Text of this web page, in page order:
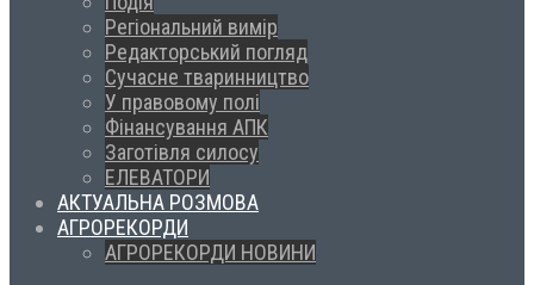
Регіональний вимір
Редакторський погляд
Сучасне тваринництво
У правовому полі
Фінансування АПК
Заготівля силосу
ЕЛЕВАТОРИ
АКТУАЛЬНА РОЗМОВА
АГРОРЕКОРДИ
АГРОРЕКОРДИ НОВИНИ